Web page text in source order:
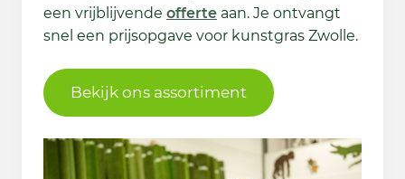
een vrijblijvende offerte aan. Je ontvangt
snel een prijsopgave voor kunstgras Zwolle.
Bekijk ons assortiment